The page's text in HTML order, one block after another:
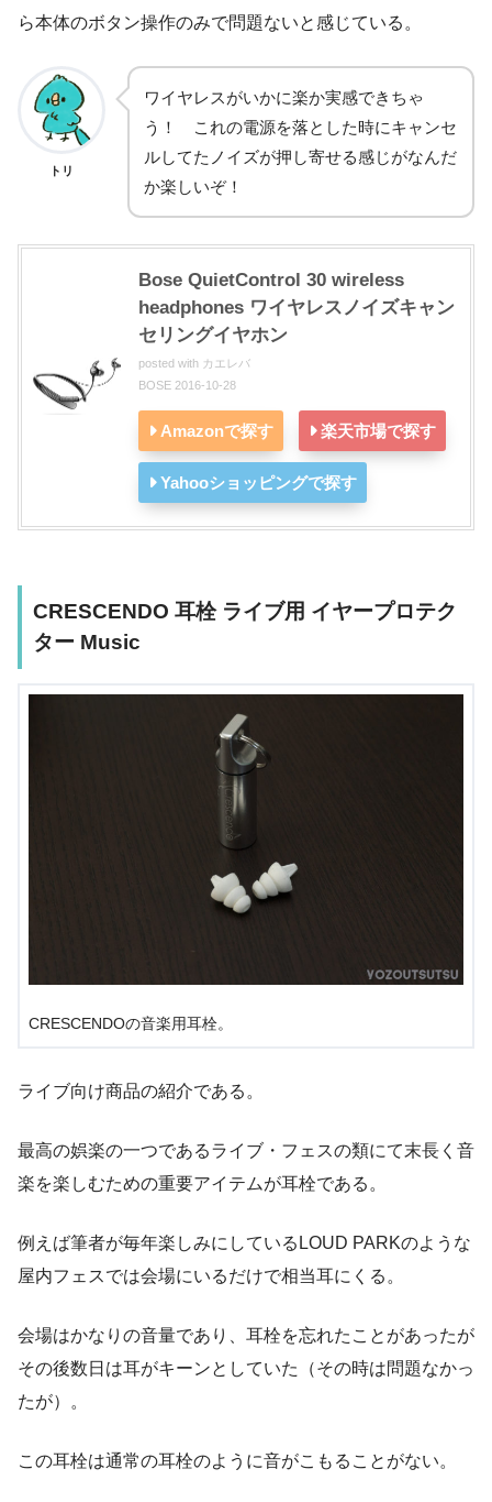
ら本体のボタン操作のみで問題ないと感じている。
トリ
ワイヤレスがいかに楽か実感できちゃ
う！ これの電源を落とした時にキャンセ
ルしてたノイズが押し寄せる感じがなんだ
か楽しいぞ！
Bose QuietControl 30 wireless
headphones ワイヤレスノイズキャン
セリングイヤホン
posted with カエレバ
BOSE 2016-10-28
Amazonで探す 楽天市場で探す
Yahooショッピングで探す
CRESCENDO 耳栓 ライブ用 イヤープロテク
ター Music
CRESCENDOの音楽用耳栓。
ライブ向け商品の紹介である。
最高の娯楽の一つであるライブ・フェスの類にて末長く音
楽を楽しむための重要アイテムが耳栓である。
例えば筆者が毎年楽しみにしているLOUD PARKのような
屋内フェスでは会場にいるだけで相当耳にくる。
会場はかなりの音量であり、耳栓を忘れたことがあったが
その後数日は耳がキーンとしていた（その時は問題なかっ
たが）。
この耳栓は通常の耳栓のように音がこもることがない。